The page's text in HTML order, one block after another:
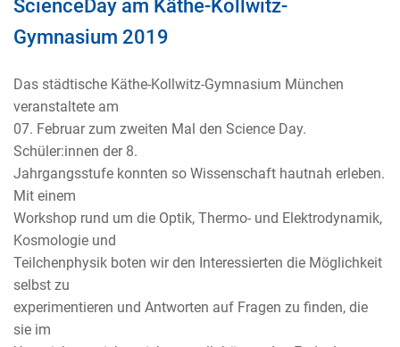
ScienceDay am Käthe-Kollwitz-
Gymnasium 2019
Das städtische Käthe-Kollwitz-Gymnasium München
veranstaltete am
07. Februar zum zweiten Mal den Science Day.
Schüler:innen der 8.
Jahrgangsstufe konnten so Wissenschaft hautnah erleben.
Mit einem
Workshop rund um die Optik, Thermo- und Elektrodynamik,
Kosmologie und
Teilchenphysik boten wir den Interessierten die Möglichkeit
selbst zu
experimentieren und Antworten auf Fragen zu finden, die
sie im